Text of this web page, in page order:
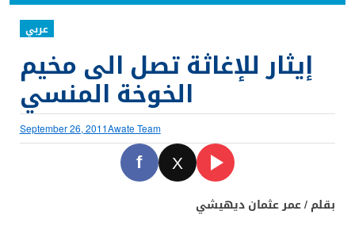
عربي
إيثار للإغاثة تصل الى مخيم
الخوخة المنسي
September 26, 2011Awate Team
f X
بقلم / عمر عثمان ديهيشي